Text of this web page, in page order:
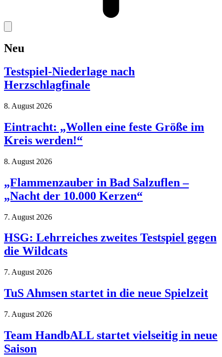
Neu
Testspiel-Niederlage nach
Herzschlagfinale
8. August 2026
Eintracht: „Wollen eine feste Größe im
Kreis werden!“
8. August 2026
„Flammenzauber in Bad Salzuflen –
„Nacht der 10.000 Kerzen“
7. August 2026
HSG: Lehrreiches zweites Testspiel gegen
die Wildcats
7. August 2026
TuS Ahmsen startet in die neue Spielzeit
7. August 2026
Team HandbALL startet vielseitig in neue
Saison